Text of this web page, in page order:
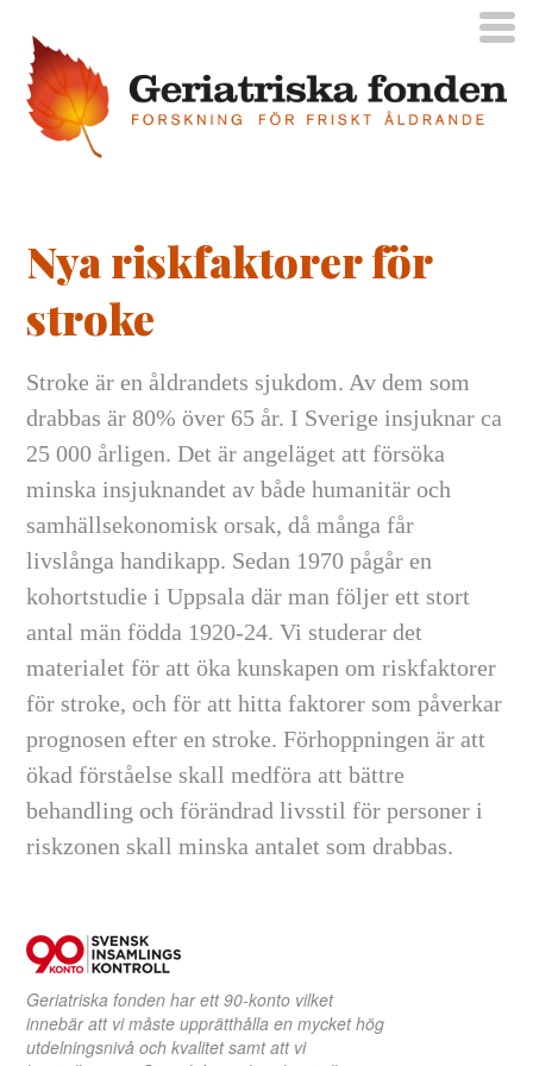
Nya riskfaktorer för
stroke
Stroke är en åldrandets sjukdom. Av dem som
drabbas är 80% över 65 år. I Sverige insjuknar ca
25 000 årligen. Det är angeläget att försöka
minska insjuknandet av både humanitär och
samhällsekonomisk orsak, då många får
livslånga handikapp. Sedan 1970 pågår en
kohortstudie i Uppsala där man följer ett stort
antal män födda 1920-24. Vi studerar det
materialet för att öka kunskapen om riskfaktorer
för stroke, och för att hitta faktorer som påverkar
prognosen efter en stroke. Förhoppningen är att
ökad förståelse skall medföra att bättre
behandling och förändrad livsstil för personer i
riskzonen skall minska antalet som drabbas.
Geriatriska fonden har ett 90-konto vilket
innebär att vi måste upprätthålla en mycket hög
utdelningsnivå och kvalitet samt att vi